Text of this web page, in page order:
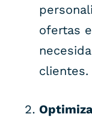
ofertas
clientes.